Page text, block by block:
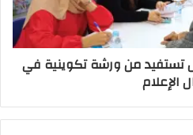
تستفيد من ورشة تكوينية في
الإعلام